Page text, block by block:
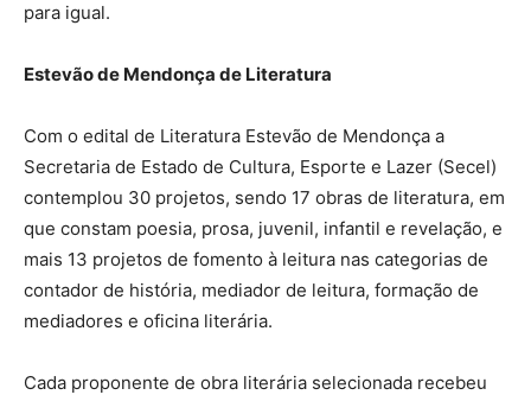
para igual.
Estevão de Mendonça de Literatura
Com o edital de Literatura Estevão de Mendonça a
Secretaria de Estado de Cultura, Esporte e Lazer (Secel)
contemplou 30 projetos, sendo 17 obras de literatura, em
que constam poesia, prosa, juvenil, infantil e revelação, e
mais 13 projetos de fomento à leitura nas categorias de
contador de história, mediador de leitura, formação de
mediadores e oficina literária.
Cada proponente de obra literária selecionada recebeu